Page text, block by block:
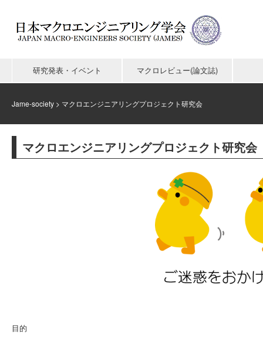
研究発表・イベント マクロレビュー(論文誌)
Jame-society > マクロエンジニアリングプロジェクト研究会
マクロエンジニアリングプロジェクト研究会
目的